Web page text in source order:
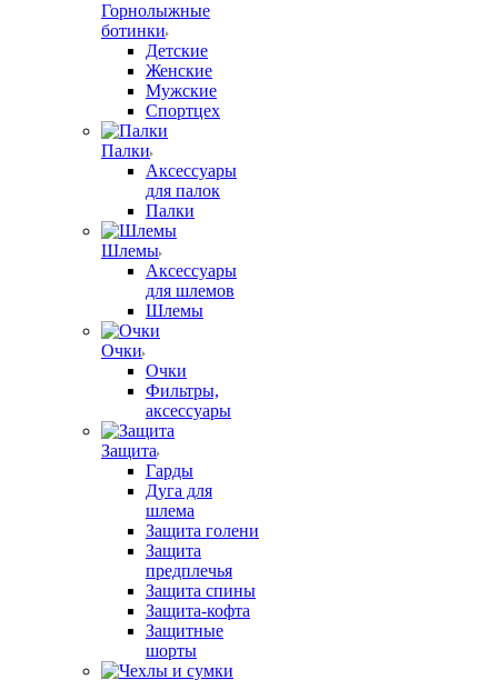
Горнолыжные
ботинки
Детские
Женские
Мужские
Спортцех
Палки
Аксессуары
для палок
Палки
Шлемы
Аксессуары
для шлемов
Шлемы
Очки
Очки
Фильтры,
аксессуары
Защита
Гарды
Дуга для
шлема
Защита голени
Защита
предплечья
Защита спины
Защита-кофта
Защитные
шорты